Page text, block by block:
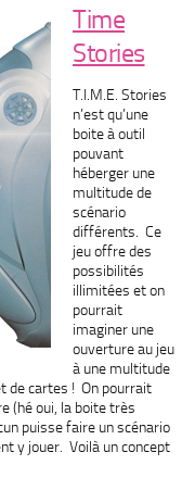
Time
Stories
T.I.M.E. Stories
n’est qu’une
boite à outil
pouvant
héberger une
multitude de
scénario
différents. Ce
jeu offre des
possibilités
illimitées et on
pourrait
imaginer une
ouverture au jeu
à une multitude
de cartes ! On pourrait
(hé oui, la boite très
puisse faire un scénario
y jouer. Voilà un concept